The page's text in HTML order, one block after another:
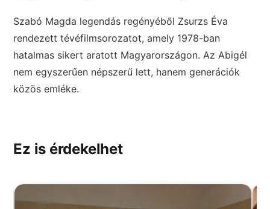
Szabó Magda legendás regényéből Zsurzs Éva
rendezett tévéfilmsorozatot, amely 1978-ban
hatalmas sikert aratott Magyarországon. Az Abigél
nem egyszerűen népszerű lett, hanem generációk
közös emléke.
Ez is érdekelhet